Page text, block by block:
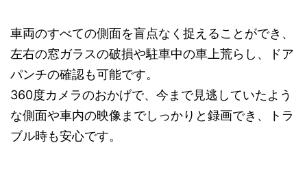
車両のすべての側面を盲点なく捉えることができ、
左右の窓ガラスの破損や駐車中の車上荒らし、ドア
パンチの確認も可能です。
360度カメラのおかげで、今まで見逃していたよう
な側面や車内の映像までしっかりと録画でき、トラ
ブル時も安心です。